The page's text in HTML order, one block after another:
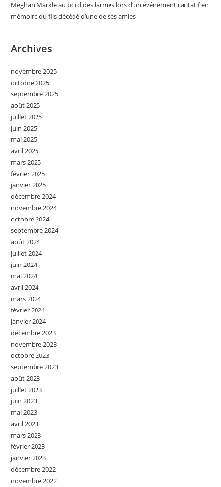
Meghan Markle au bord des larmes lors d’un événement caritatif en
mémoire du fils décédé d’une de ses amies
Archives
novembre 2025
octobre 2025
septembre 2025
août 2025
juillet 2025
juin 2025
mai 2025
avril 2025
mars 2025
février 2025
janvier 2025
décembre 2024
novembre 2024
octobre 2024
septembre 2024
août 2024
juillet 2024
juin 2024
mai 2024
avril 2024
mars 2024
février 2024
janvier 2024
décembre 2023
novembre 2023
octobre 2023
septembre 2023
août 2023
juillet 2023
juin 2023
mai 2023
avril 2023
mars 2023
février 2023
janvier 2023
décembre 2022
novembre 2022